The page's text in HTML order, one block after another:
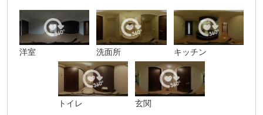
洋室 洗面所 キッチン
トイレ 玄関